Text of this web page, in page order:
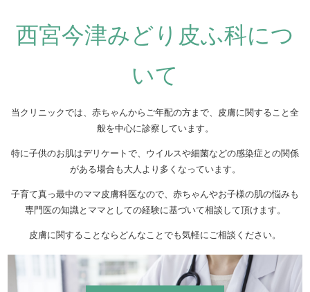
西宮今津みどり皮ふ科につ
いて
当クリニックでは、赤ちゃんからご年配の方まで、皮膚に関すること全
般を中心に診察しています。
特に子供のお肌はデリケートで、ウイルスや細菌などの感染症との関係
がある場合も大人より多くなっています。
子育て真っ最中のママ皮膚科医なので、赤ちゃんやお子様の肌の悩みも
専門医の知識とママとしての経験に基づいて相談して頂けます。
皮膚に関することならどんなことでも気軽にご相談ください。